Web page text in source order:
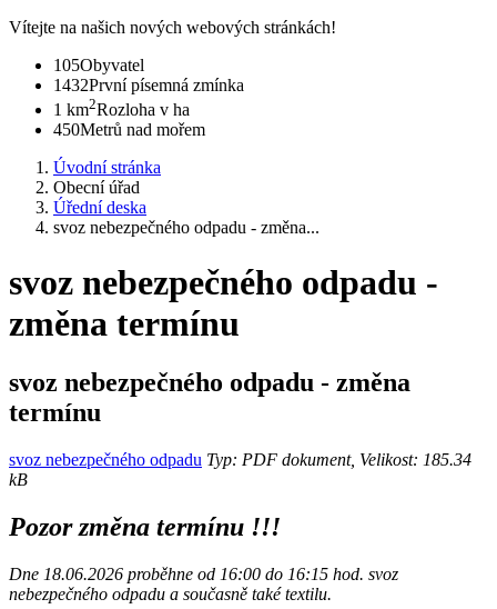
Vítejte na našich nových webových stránkách!
105Obyvatel
1432První písemná zmínka
1 km2Rozloha v ha
450Metrů nad mořem
Úvodní stránka
Obecní úřad
Úřední deska
svoz nebezpečného odpadu - změna...
svoz nebezpečného odpadu -
změna termínu
svoz nebezpečného odpadu - změna
termínu
svoz nebezpečného odpadu Typ: PDF dokument, Velikost: 185.34
kB
Pozor změna termínu !!!
Dne 18.06.2026 proběhne od 16:00 do 16:15 hod. svoz
nebezpečného odpadu a současně také textilu.